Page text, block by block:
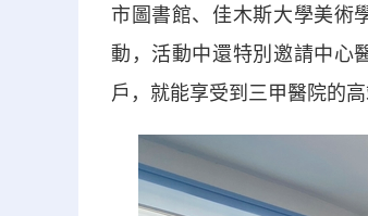
市圖書館、佳木斯大學美術
動，活動中還特別邀請中心
戶，就能享受到三甲醫院的高